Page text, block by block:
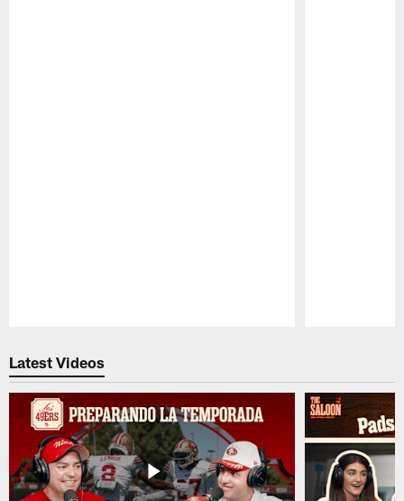
Latest Videos